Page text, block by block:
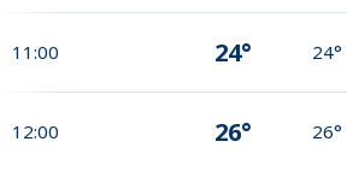
11:00 24° 24°
12:00 26° 26°